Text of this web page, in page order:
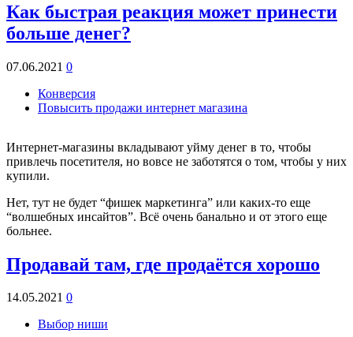
Как быстрая реакция может принести
больше денег?
07.06.2021 0
Конверсия
Повысить продажи интернет магазина
Интернет-магазины вкладывают уйму денег в то, чтобы
привлечь посетителя, но вовсе не заботятся о том, чтобы у них
купили.
Нет, тут не будет “фишек маркетинга” или каких-то еще
“волшебных инсайтов”. Всё очень банально и от этого еще
больнее.
Продавай там, где продаётся хорошо
14.05.2021 0
Выбор ниши